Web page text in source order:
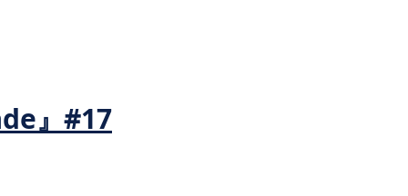
』#17